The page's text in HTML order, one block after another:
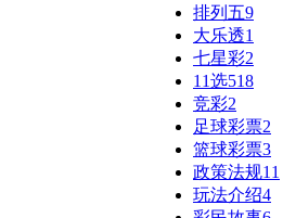
排列五9
大乐透1
七星彩2
11选518
竞彩2
足球彩票2
篮球彩票3
政策法规11
玩法介绍4